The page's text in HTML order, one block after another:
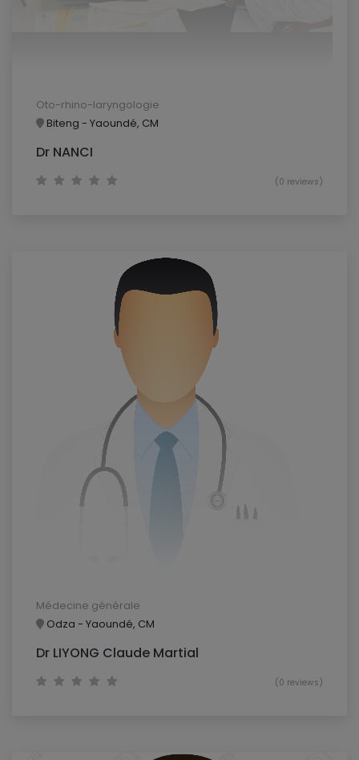
Oto-rhino-laryngologie
Biteng - Yaoundé, CM
Dr NANCI
(0 reviews)
Médecine générale
Odza - Yaoundé, CM
Dr LIYONG Claude Martial
(0 reviews)